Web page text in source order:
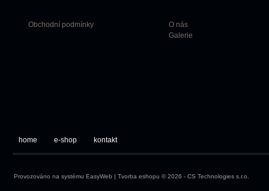
Obchodní podmínky
O nás
Galerie
home e-shop kontakt
Provozováno na systému EasyWeb | Tvorba eshopu © 2026 - CS Technologies s.r.o.